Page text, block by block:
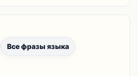
Все фразы языка